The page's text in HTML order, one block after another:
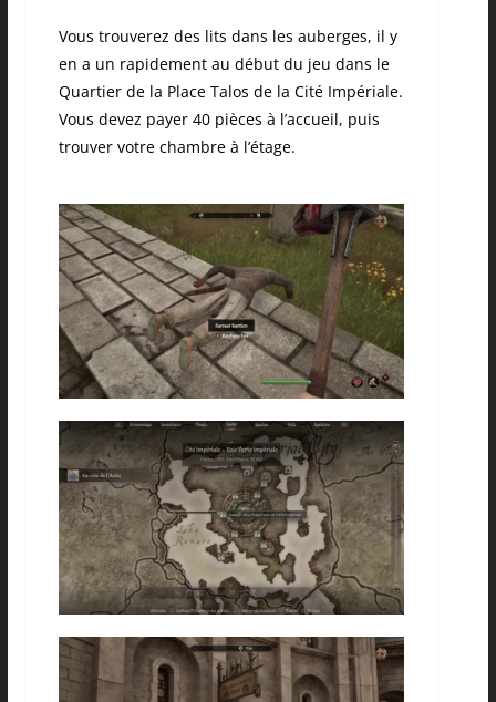
Vous trouverez des lits dans les auberges, il y
en a un rapidement au début du jeu dans le
Quartier de la Place Talos de la Cité Impériale.
Vous devez payer 40 pièces à l’accueil, puis
trouver votre chambre à l’étage.